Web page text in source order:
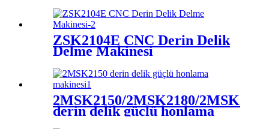
ZSK2104E CNC Derin Delik
Delme Makinesi
2MSK2150/2MSK2180/
derin delik güçlü honlama